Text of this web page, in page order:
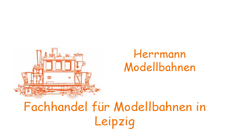
Herrmann
Modellbahnen
Fachhandel für Modellbahnen in
Leipzig